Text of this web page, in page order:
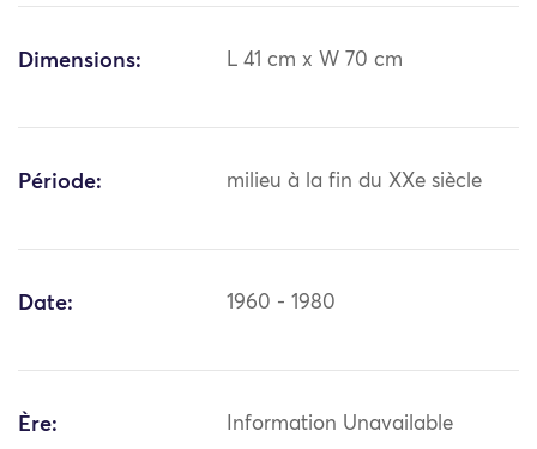
Dimensions: L 41 cm x W 70 cm
Période: milieu à la fin du XXe siècle
Date: 1960 - 1980
Ère: Information Unavailable